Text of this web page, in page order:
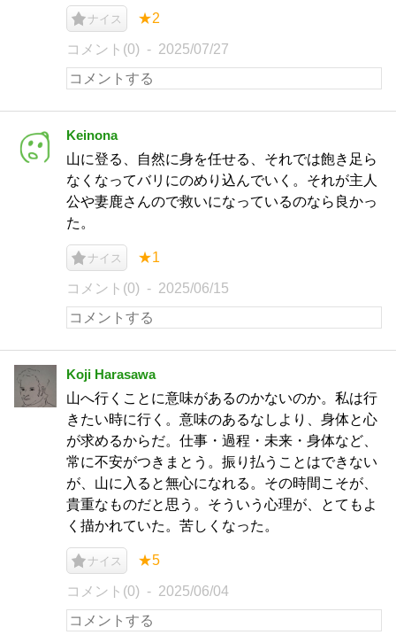
ナイス ★2
コメント(0) 2025/07/27
Keinona
山に登る、自然に身を任せる、それでは飽き足ら
なくなってバリにのめり込んでいく。それが主人
公や妻鹿さんので救いになっているのなら良かっ
た。
ナイス ★1
コメント(0) 2025/06/15
Koji Harasawa
山へ行くことに意味があるのかないのか。私は行
きたい時に行く。意味のあるなしより、身体と心
が求めるからだ。仕事・過程・未来・身体など、
常に不安がつきまとう。振り払うことはできない
が、山に入ると無心になれる。その時間こそが、
貴重なものだと思う。そういう心理が、とてもよ
く描かれていた。苦しくなった。
ナイス ★5
コメント(0) 2025/06/04